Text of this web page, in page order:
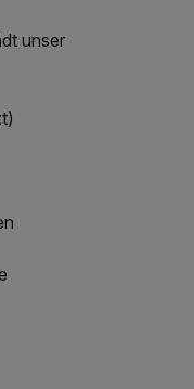
unser